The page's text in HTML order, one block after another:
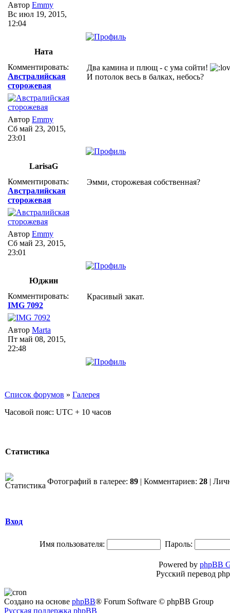
Автор Emmy
Вс июл 19, 2015,
12:04
Ната
Комментировать:
Австралийская
сторожевая
Автор Emmy
Сб май 23, 2015,
23:01
Два камина и плющ - с ума сойти!
И потолок весь в балках, небось?
LarisaG
Комментировать:
Австралийская
сторожевая
Автор Emmy
Сб май 23, 2015,
23:01
Эмми, сторожевая собственная?
Юджин
Комментировать:
IMG 7092
Автор Marta
Пт май 08, 2015,
22:48
Красивый закат.
Список форумов » Галерея
Часовой пояс: UTC + 10 часов
Статистика
Фотографий в галерее: 89 | Комментариев: 28 |
Вход
Имя пользователя: Пароль:
Powered by phpBB
Русский перевод
Создано на основе phpBB® Forum Software © phpBB Group
Русская поддержка phpBB